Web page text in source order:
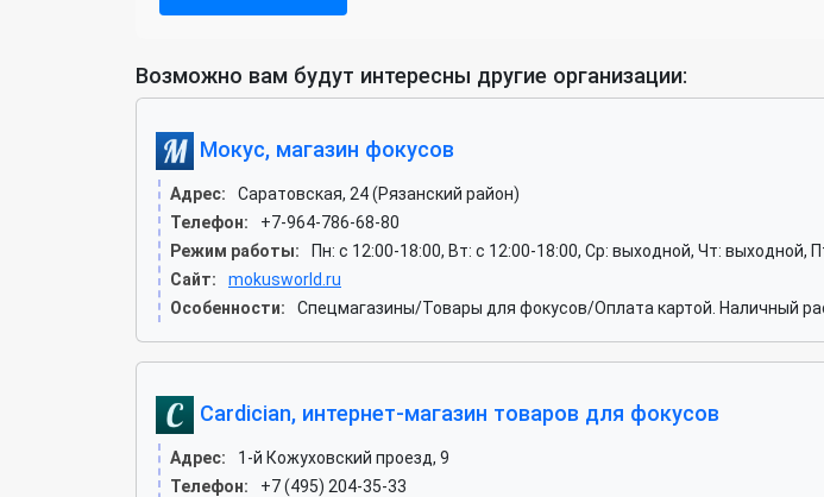
Возможно вам будут интересны другие организации:
Мокус, магазин фокусов
Адрес:
Саратовская, 24 (Рязанский район)
Телефон:
+7-964-786-68-80
Режим работы:
Пн: c 12:00-18:00, Вт: c 12:00-18:00, Ср: выходной, Чт: выходной,
Сайт:
mokusworld.ru
Особенности:
Спецмагазины/Товары для фокусов/Оплата картой. Наличный
Cardician, интернет-магазин товаров для фокусов
Адрес:
1-й Кожуховский проезд, 9
Телефон:
+7 (495) 204-35-33